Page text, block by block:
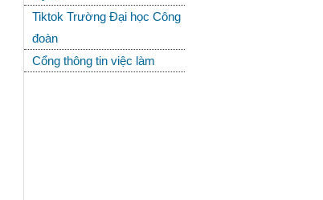
Tiktok Trường Đại học Công
đoàn
Cổng thông tin việc làm